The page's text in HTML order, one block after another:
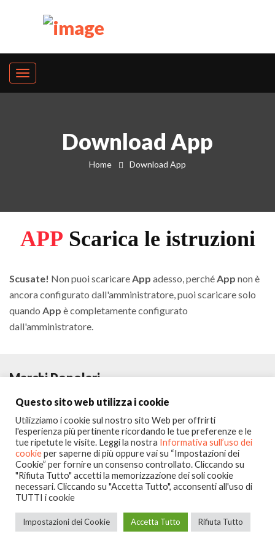
Download App
Home Download App
APP Scarica le istruzioni
Scusate! Non puoi scaricareApp adesso, perchéApp non è
ancora configurato dall'amministratore, puoi scaricare solo
quando App è completamente configurato
dall'amministratore.
Marchi Popolari
Seguici su:
Copyright © 2020 Portalclub All Rights Reserved
Questo sito web utilizza i cookie
Utilizziamo i cookie sul nostro sito Web per offrirti
l'esperienza più pertinente ricordando le tue preferenze e le
tue ripetute le visite. Leggi la nostra Informativa sull’uso dei
cookieper saperne di più oppure vai su “Impostazioni dei
Cookie” per fornire un consenso controllato. Cliccando su
"Rifiuta Tutto" accetti la memorizzazione dei soli cookie
necessari. Cliccando su "Accetta Tutto", acconsenti all'uso di
TUTTI i cookie
Impostazioni dei Cookie Accetta Tutto Rifiuta Tutto